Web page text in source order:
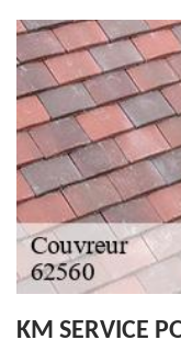
KM SERVICE